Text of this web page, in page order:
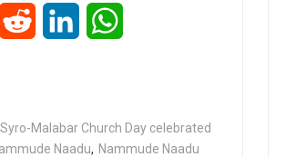
Email Reddit LinkedIn
Malabar Church Day celebrated
Naadu, Nammude Naadu